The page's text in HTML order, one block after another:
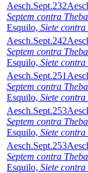
Aesch.Sept.232
Septem contra
Esquilo, Siete contra
Aesch.Sept.242
Septem contra
Esquilo, Siete contra
Aesch.Sept.251
Septem contra
Esquilo, Siete contra
Aesch.Sept.253
Septem contra
Esquilo, Siete contra
Aesch.Sept.253
Septem contra
Esquilo, Siete contra